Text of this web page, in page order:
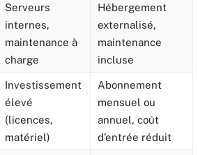
Serveurs
internes,
maintenance à
charge
Hébergement
externalisé,
maintenance
incluse
Investissement
élevé
(licences,
matériel)
Abonnement
mensuel ou
annuel, coût
d’entrée réduit